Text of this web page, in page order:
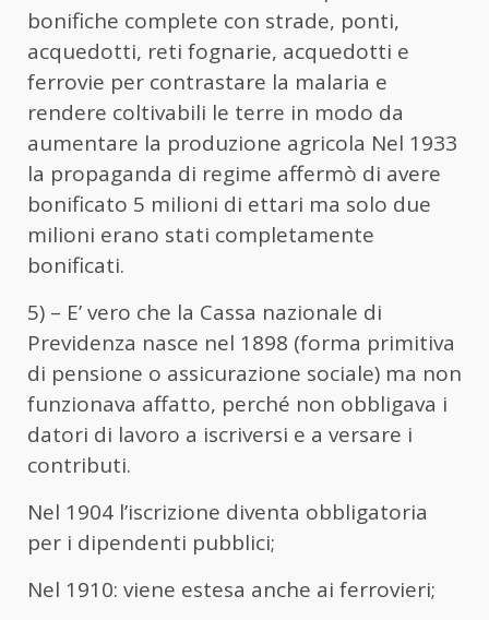
bonifiche complete con strade, ponti,
acquedotti, reti fognarie, acquedotti e
ferrovie per contrastare la malaria e
rendere coltivabili le terre in modo da
aumentare la produzione agricola Nel 1933
la propaganda di regime affermò di avere
bonificato 5 milioni di ettari ma solo due
milioni erano stati completamente
bonificati.
5) – E’ vero che la Cassa nazionale di
Previdenza nasce nel 1898 (forma primitiva
di pensione o assicurazione sociale) ma non
funzionava affatto, perché non obbligava i
datori di lavoro a iscriversi e a versare i
contributi.
Nel 1904 l’iscrizione diventa obbligatoria
per i dipendenti pubblici;
Nel 1910: viene estesa anche ai ferrovieri;